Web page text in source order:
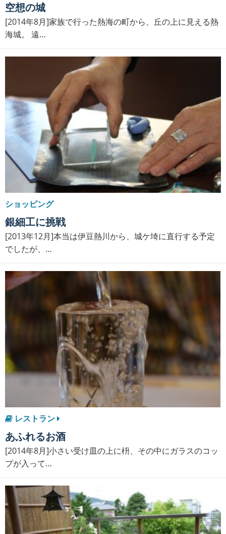
空想の城
[2014年8月]家族で行った熱海の町から、丘の上に見える熱
海城。 遠…
ショッピング
銀細工に挑戦
[2013年12月]本当は伊豆熱川から、城ケ埼に直行する予定
でしたが、…
レストラン
あふれるお酒
[2014年8月]小さい受け皿の上に枡、その中にガラスのコッ
プが入って…